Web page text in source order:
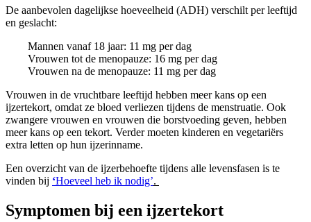
De aanbevolen dagelijkse hoeveelheid (ADH) verschilt per leeftijd
en geslacht:
Mannen vanaf 18 jaar: 11 mg per dag
Vrouwen tot de menopauze: 16 mg per dag
Vrouwen na de menopauze: 11 mg per dag
Vrouwen in de vruchtbare leeftijd hebben meer kans op een
ijzertekort, omdat ze bloed verliezen tijdens de menstruatie. Ook
zwangere vrouwen en vrouwen die borstvoeding geven, hebben
meer kans op een tekort. Verder moeten kinderen en vegetariërs
extra letten op hun ijzerinname.
Een overzicht van de ijzerbehoefte tijdens alle levensfasen is te
vinden bij ‘Hoeveel heb ik nodig’.
Symptomen bij een ijzertekort